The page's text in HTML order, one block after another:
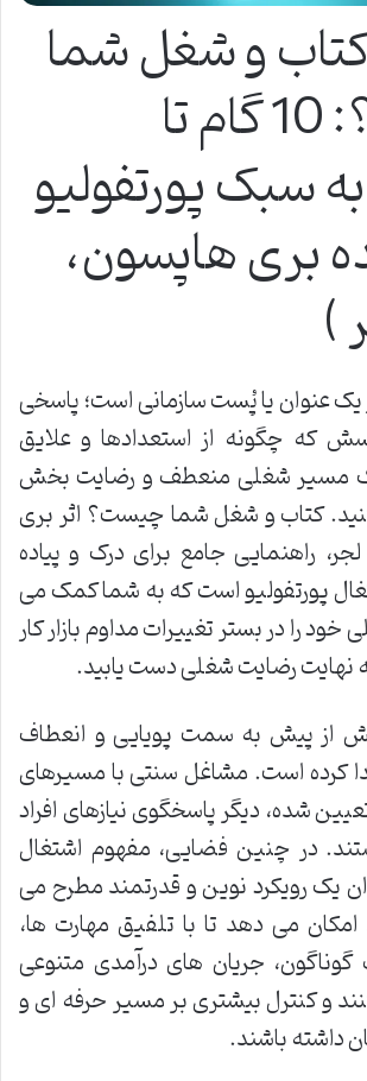
و شغل شما
چیست؟: 10 گام تا
سبک پورتفولیو
بری هاپسون،
)
یک عنوان یا پُست سازمانی است؛ پاسخی
که چگونه از استعدادها و علایق
مسیر شغلی منعطف و رضایت بخش
کتاب و شغل شما چیست؟ اثر بری
راهنمایی جامع برای درک و پیاده
پورتفولیو است که به شما کمک می
را در بستر تغییرات مداوم بازار کار
نهایت رضایت شغلی دست یابید.
بیش از پیش به سمت پویایی و انعطاف
کرده است. مشاغل سنتی با مسیرهای
شده، دیگر پاسخگوی نیازهای افراد
در چنین فضایی، مفهوم اشتغال
یک رویکرد نوین و قدرتمند مطرح می
می دهد تا با تلفیق مهارت ها،
گوناگون، جریان های درآمدی متنوعی
و کنترل بیشتری بر مسیر حرفه ای و
باشند.